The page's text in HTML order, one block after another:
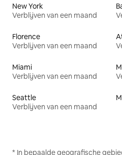
New York
Verblijven van een maand
Florence
Verblijven van een maand
Miami
Verblijven van een maand
Seattle
Verblijven van een maand
* In bepaalde geografische